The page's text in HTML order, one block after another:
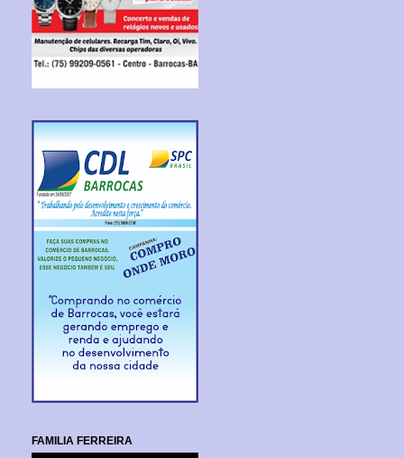
FAMILIA FERREIRA